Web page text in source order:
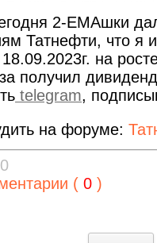
2-EMAшки
Татнефти, что я
на
получил
telegram,
на форуме:
( 0 )